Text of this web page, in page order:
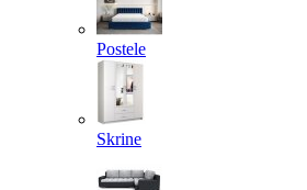
Postele
Skrine